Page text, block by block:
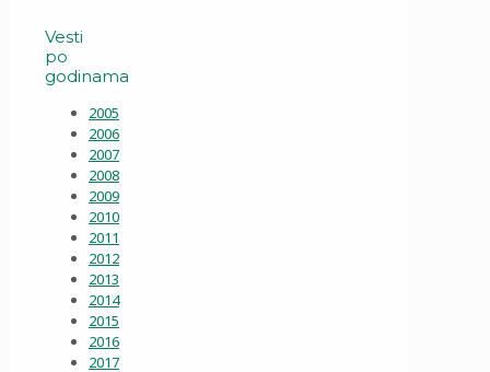
Vesti
po
godinama
2005
2006
2007
2008
2009
2010
2011
2012
2013
2014
2015
2016
2017